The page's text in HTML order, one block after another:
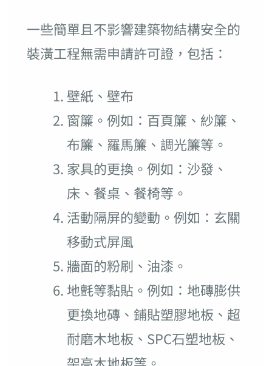
一些簡單且不影響建築物結構安全的
裝潢工程無需申請許可證，包括：
壁紙、壁布
窗簾。例如：百頁簾、紗簾、
布簾、羅馬簾、調光簾等。
家具的更換。例如：沙發、
床、餐桌、餐椅等。
活動隔屏的變動。例如：玄關
移動式屏風
牆面的粉刷、油漆。
地氈等黏貼。例如：地磚膨供
更換地磚、鋪貼塑膠地板、超
耐磨木地板、SPC石塑地板、